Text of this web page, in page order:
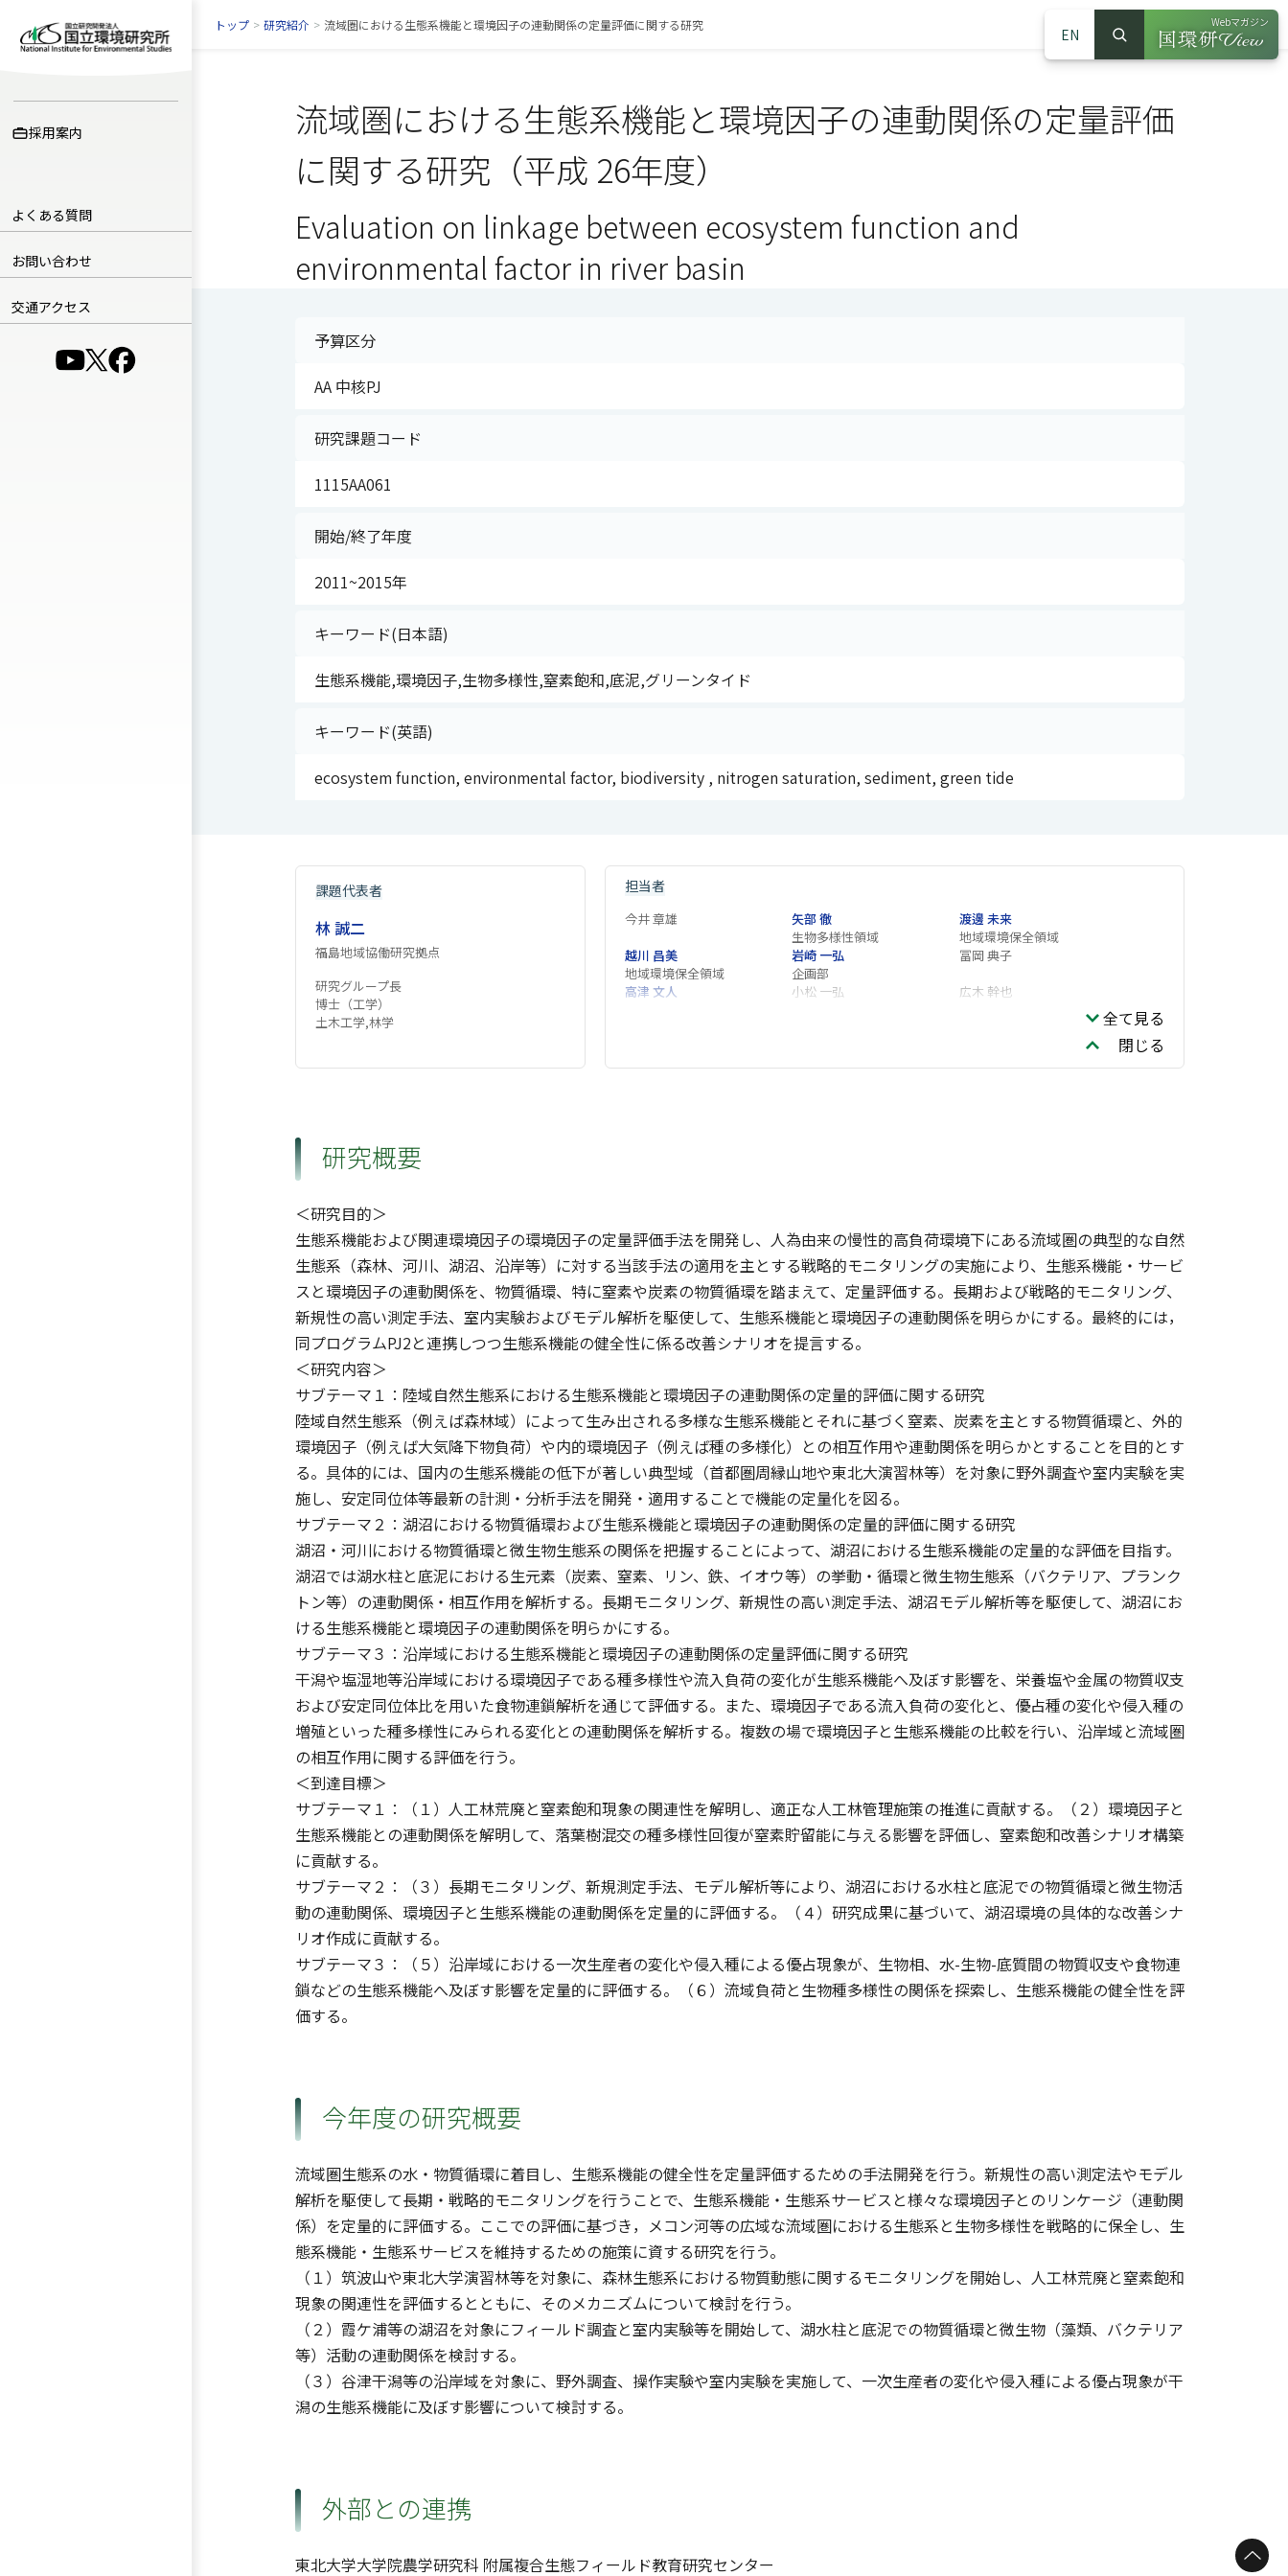
採用案内
よくある質問
お問い合わせ
交通アクセス
（別ウインドウで開きます）
（別ウインドウで開きます）
（別ウインドウで開きます）
EN
サイト内検索
検索
Webマガジン
（別ウインドウ
トップ > 研究紹介 > 流域圏における生態系機能と環境因子の連動関係の定量評価に関する研究
流域圏における生態系機能と環境因子の連動関係の定量評価
に関する研究（平成 26年度）
Evaluation on linkage between ecosystem function and
environmental factor in river basin
予算区分
AA 中核PJ
研究課題コード
1115AA061
開始/終了年度
2011~2015年
キーワード(日本語)
生態系機能,環境因子,生物多様性,窒素飽和,底泥,グリーンタイド
キーワード(英語)
ecosystem function, environmental factor, biodiversity , nitrogen saturation, sediment, green tide
課題代表者
林 誠二
福島地域協働研究拠点
研究グループ長
博士（工学）
土木工学,林学
担当者
今井 章雄
矢部 徹
生物多様性領域
渡邊 未来
地域環境保全領域
越川 昌美
地域環境保全領域
岩崎 一弘
企画部
冨岡 典子
高津 文人
小松 一弘
広木 幹也
川崎 伸之
佐藤 貴之
全て見る
閉じる
研究概要
＜研究目的＞
生態系機能および関連環境因子の環境因子の定量評価手法を開発し、人為由来の慢性的高負荷環境下にある流域圏の典型的な自然
生態系（森林、河川、湖沼、沿岸等）に対する当該手法の適用を主とする戦略的モニタリングの実施により、生態系機能・サービ
スと環境因子の連動関係を、物質循環、特に窒素や炭素の物質循環を踏まえて、定量評価する。長期および戦略的モニタリング、
新規性の高い測定手法、室内実験およびモデル解析を駆使して、生態系機能と環境因子の連動関係を明らかにする。最終的には，
同プログラムPJ2と連携しつつ生態系機能の健全性に係る改善シナリオを提言する。
＜研究内容＞
サブテーマ１：陸域自然生態系における生態系機能と環境因子の連動関係の定量的評価に関する研究
陸域自然生態系（例えば森林域）によって生み出される多様な生態系機能とそれに基づく窒素、炭素を主とする物質循環と、外的
環境因子（例えば大気降下物負荷）や内的環境因子（例えば種の多様化）との相互作用や連動関係を明らかとすることを目的とす
る。具体的には、国内の生態系機能の低下が著しい典型域（首都圏周縁山地や東北大演習林等）を対象に野外調査や室内実験を実
施し、安定同位体等最新の計測・分析手法を開発・適用することで機能の定量化を図る。
サブテーマ２：湖沼における物質循環および生態系機能と環境因子の連動関係の定量的評価に関する研究
湖沼・河川における物質循環と微生物生態系の関係を把握することによって、湖沼における生態系機能の定量的な評価を目指す。
湖沼では湖水柱と底泥における生元素（炭素、窒素、リン、鉄、イオウ等）の挙動・循環と微生物生態系（バクテリア、プランク
トン等）の連動関係・相互作用を解析する。長期モニタリング、新規性の高い測定手法、湖沼モデル解析等を駆使して、湖沼にお
ける生態系機能と環境因子の連動関係を明らかにする。
サブテーマ３：沿岸域における生態系機能と環境因子の連動関係の定量評価に関する研究
干潟や塩湿地等沿岸域における環境因子である種多様性や流入負荷の変化が生態系機能へ及ぼす影響を、栄養塩や金属の物質収支
および安定同位体比を用いた食物連鎖解析を通じて評価する。また、環境因子である流入負荷の変化と、優占種の変化や侵入種の
増殖といった種多様性にみられる変化との連動関係を解析する。複数の場で環境因子と生態系機能の比較を行い、沿岸域と流域圏
の相互作用に関する評価を行う。
＜到達目標＞
サブテーマ１：（１）人工林荒廃と窒素飽和現象の関連性を解明し、適正な人工林管理施策の推進に貢献する。（２）環境因子と
生態系機能との連動関係を解明して、落葉樹混交の種多様性回復が窒素貯留能に与える影響を評価し、窒素飽和改善シナリオ構築
に貢献する。
サブテーマ２：（３）長期モニタリング、新規測定手法、モデル解析等により、湖沼における水柱と底泥での物質循環と微生物活
動の連動関係、環境因子と生態系機能の連動関係を定量的に評価する。（４）研究成果に基づいて、湖沼環境の具体的な改善シナ
リオ作成に貢献する。
サブテーマ３：（５）沿岸域における一次生産者の変化や侵入種による優占現象が、生物相、水-生物-底質間の物質収支や食物連
鎖などの生態系機能へ及ぼす影響を定量的に評価する。（６）流域負荷と生物種多様性の関係を探索し、生態系機能の健全性を評
価する。
今年度の研究概要
流域圏生態系の水・物質循環に着目し、生態系機能の健全性を定量評価するための手法開発を行う。新規性の高い測定法やモデル
解析を駆使して長期・戦略的モニタリングを行うことで、生態系機能・生態系サービスと様々な環境因子とのリンケージ（連動関
係）を定量的に評価する。ここでの評価に基づき，メコン河等の広域な流域圏における生態系と生物多様性を戦略的に保全し、生
態系機能・生態系サービスを維持するための施策に資する研究を行う。
（１）筑波山や東北大学演習林等を対象に、森林生態系における物質動態に関するモニタリングを開始し、人工林荒廃と窒素飽和
現象の関連性を評価するとともに、そのメカニズムについて検討を行う。
（２）霞ケ浦等の湖沼を対象にフィールド調査と室内実験等を開始して、湖水柱と底泥での物質循環と微生物（藻類、バクテリア
等）活動の連動関係を検討する。
（３）谷津干潟等の沿岸域を対象に、野外調査、操作実験や室内実験を実施して、一次生産者の変化や侵入種による優占現象が干
潟の生態系機能に及ぼす影響について検討する。
外部との連携
東北大学大学院農学研究科 附属複合生態フィールド教育研究センター